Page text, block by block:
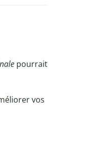
pourrait
vos